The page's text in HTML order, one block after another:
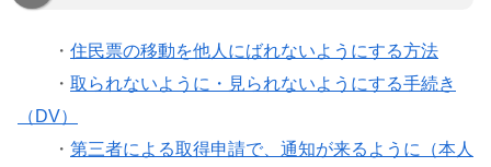
・ 住民票の移動を他人にばれないようにする方法
・ 取られないように・見られないようにする手続き
（DV）
・ 第三者による取得申請で、通知が来るように（本人